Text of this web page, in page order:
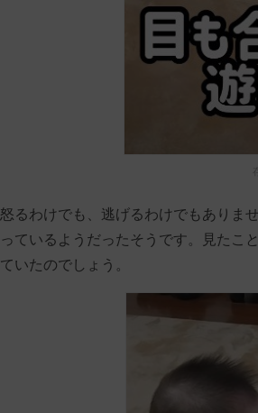
怒るわけでも、逃げるわけでもありま
っているようだったそうです。見たこ
ていたのでしょう。